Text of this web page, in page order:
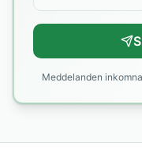
Meddelanden